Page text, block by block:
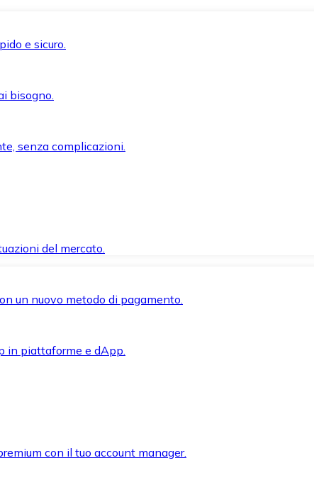
e sicuro.
bisogno.
senza complicazioni.
del mercato.
un nuovo metodo di pagamento.
in piattaforme e dApp.
con il tuo account manager.